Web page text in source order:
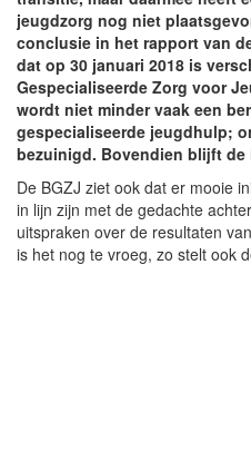
jeugdzorg nog niet
conclusie in het rapport van
dat op 30 januari 2018 is
Gespecialiseerde Zorg voor
wordt niet minder vaak een
gespecialiseerde jeugdhulp;
bezuinigd. Bovendien blijft de
De BGZJ ziet ook dat er mooie
in lijn zijn met de gedachte
uitspraken over de resultaten
is het nog te vroeg, zo stelt ook